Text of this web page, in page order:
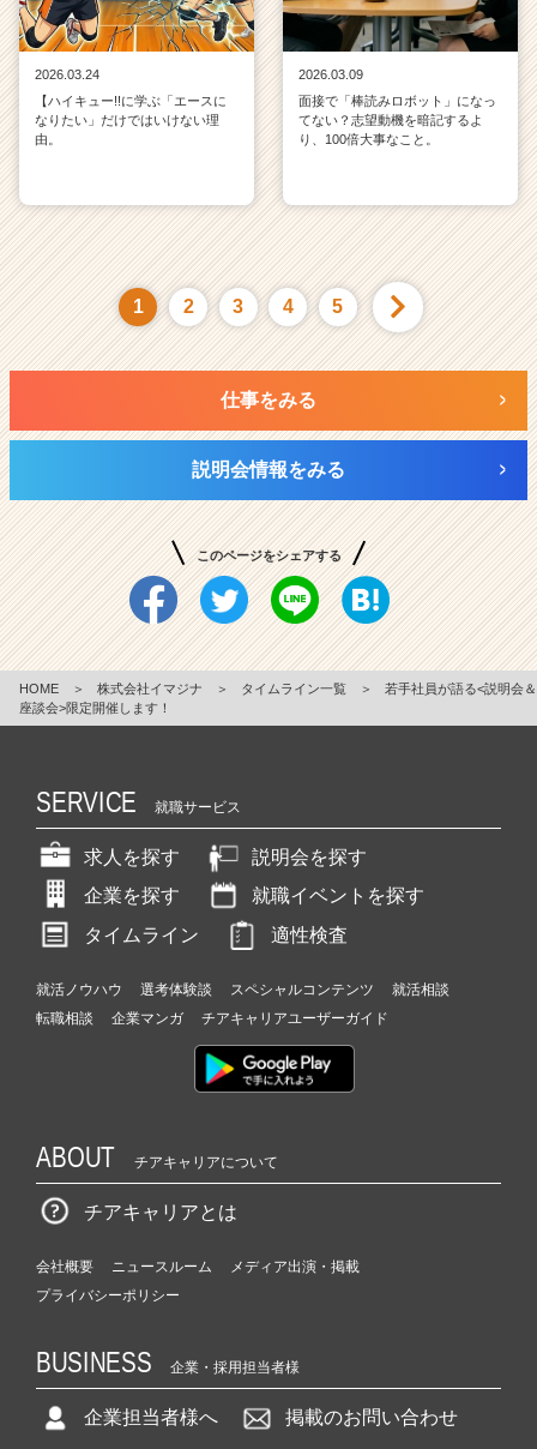
2026.03.24
【ハイキュー!!に学ぶ「エースに
なりたい」だけではいけない理
由。
2026.03.09
面接で「棒読みロボット」になっ
てない？志望動機を暗記するよ
り、100倍大事なこと。
1 2 3 4 5
仕事をみる
説明会情報をみる
このページをシェアする
HOME ＞ 株式会社イマジナ ＞ タイムライン一覧 ＞
若手社員が語る<説明会＆
座談会>限定開催します！
SERVICE 就職サービス
求人を探す
説明会を探す
企業を探す
就職イベントを探す
タイムライン
適性検査
就活ノウハウ 選考体験談 スペシャルコンテンツ
就活相談
転職相談
企業マンガ チアキャリアユーザーガイド
ABOUT チアキャリアについて
チアキャリアとは
会社概要 ニュースルーム
メディア出演・掲載
プライバシーポリシー
BUSINESS 企業・採用担当者様
企業担当者様へ 掲載のお問い合わせ